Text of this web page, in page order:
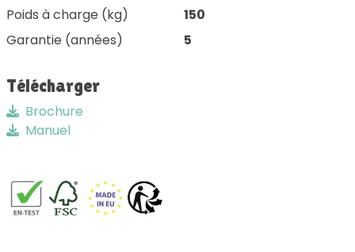
Poids à charge (kg)
150
Garantie (années)
5
Télécharger
Brochure
Manuel